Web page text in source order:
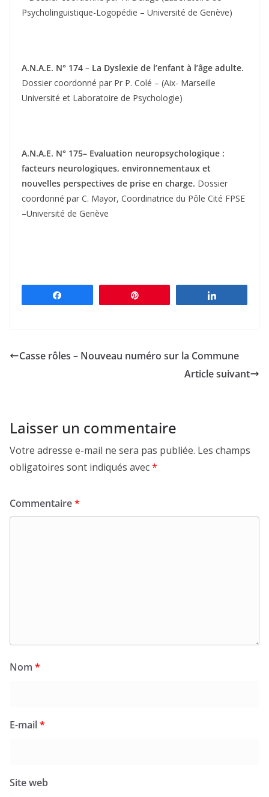
Psycholinguistique-Logopédie – Université de Genève)
A.N.A.E. N° 174 – La Dyslexie de l’enfant à l’âge adulte.
Dossier coordonné par Pr P. Colé – (Aix- Marseille
Université et Laboratoire de Psychologie)
A.N.A.E. N° 175– Evaluation neuropsychologique :
facteurs neurologiques, environnementaux et
nouvelles perspectives de prise en charge. Dossier
coordonné par C. Mayor, Coordinatrice du Pôle Cité FPSE
–Université de Genève
Casse rôles – Nouveau numéro sur la Commune
Article suivant
Laisser un commentaire
Votre adresse e-mail ne sera pas publiée. Les champs
obligatoires sont indiqués avec*
Commentaire*
Nom *
E-mail*
Site web